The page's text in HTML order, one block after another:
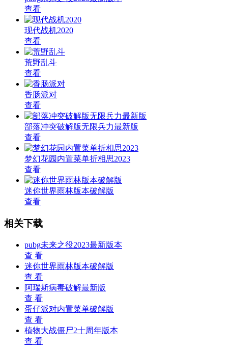
查看
现代战机2020
查看
荒野乱斗
查看
香肠派对
查看
部落冲突破解版无限兵力最新版
查看
梦幻花园内置菜单折相思2023
查看
迷你世界雨林版本破解版
查看
相关下载
pubg未来之役2023最新版本
查 看
迷你世界雨林版本破解版
查 看
阿瑞斯病毒破解最新版
查 看
蛋仔派对内置菜单破解版
查 看
植物大战僵尸2十周年版本
查 看